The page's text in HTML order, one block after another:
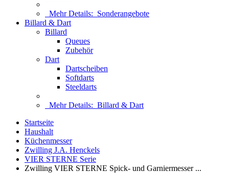
Mehr Details: Sonderangebote
Billard & Dart
Billard
Queues
Zubehör
Dart
Dartscheiben
Softdarts
Steeldarts
Mehr Details: Billard & Dart
Startseite
Haushalt
Küchenmesser
Zwilling J.A. Henckels
VIER STERNE Serie
Zwilling VIER STERNE Spick- und Garniermesser ...